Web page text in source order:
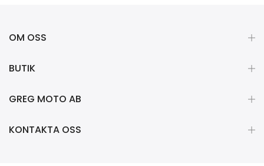
OM OSS
BUTIK
GREG MOTO AB
KONTAKTA OSS